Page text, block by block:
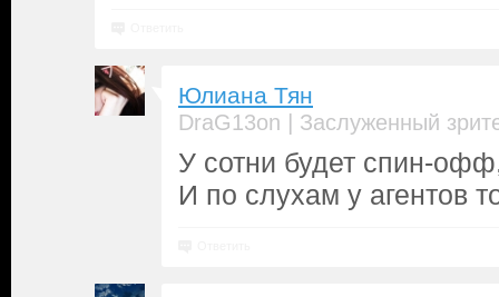
Юлиана Тян
DraG13on | Заслуженный
У сотни будет спин-
И по слухам у агентов